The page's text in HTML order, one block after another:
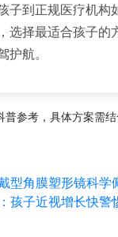
子到正规医疗机构
选择最适合孩子的
护航。
普参考，具体方案需
型角膜塑形镜科学
孩子近视增长快警